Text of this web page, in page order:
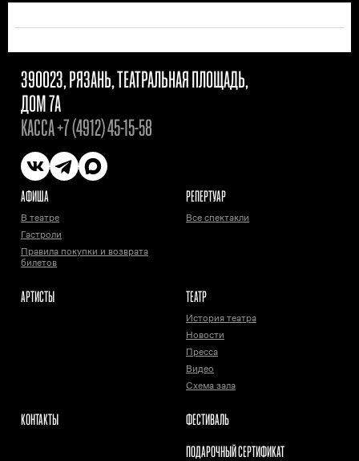
390023, РЯЗАНЬ, ТЕАТРАЛЬНАЯ ПЛОЩАДЬ,
ДОМ 7А
КАССА+7 (4912) 45-15-58
АФИША
В театре
Гастроли
Правила покупки и возврата
билетов
РЕПЕРТУАР
Все спектакли
АРТИСТЫ ТЕАТР
История театра
Новости
Пресса
Видео
Схема зала
КОНТАКТЫ
ФЕСТИВАЛЬ
ПОДАРОЧНЫЙ СЕРТИФИКАТ